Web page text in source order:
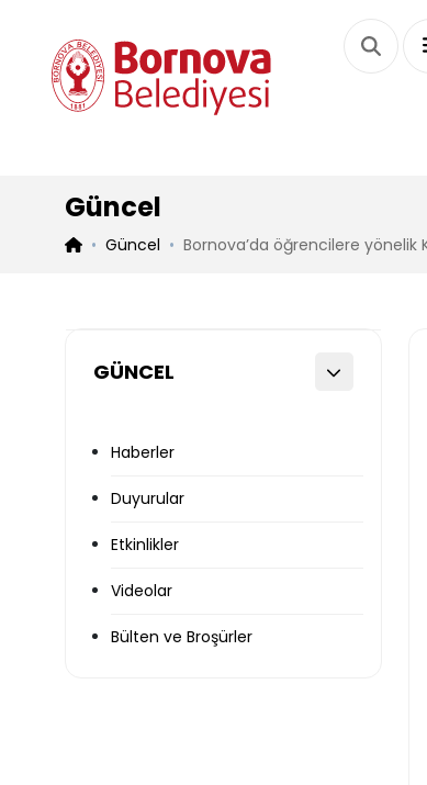
Güncel
Güncel Bornova’da öğrencilere yönelik
GÜNCEL
Haberler
Duyurular
Etkinlikler
Videolar
Bülten ve Broşürler